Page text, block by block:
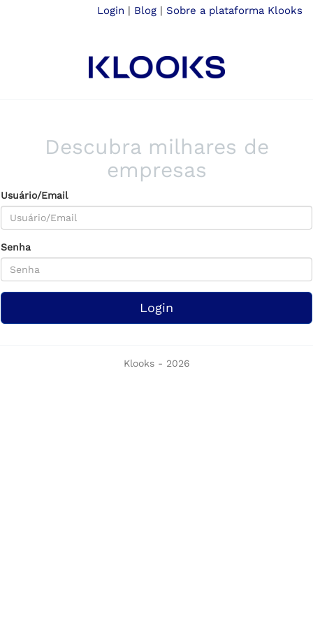
Login | Blog | Sobre a plataforma Klooks
Descubra milhares de
empresas
Usuário/Email
Senha
Login
Klooks - 2026